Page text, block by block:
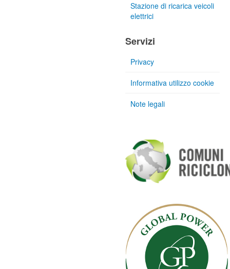
Stazione di ricarica veicoli
elettrici
Servizi
Privacy
Informativa utilizzo cookie
Note legali